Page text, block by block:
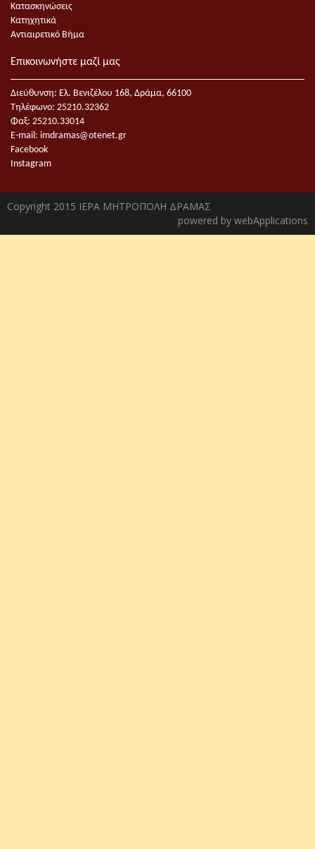
Κατασκηνώσεις
Κατηχητικά
Αντιαιρετικό Βήμα
Επικοινωνήστε μαζί μας
Διεύθυνση: Ελ. Βενιζέλου 168, Δράμα, 66100
Τηλέφωνο: 25210.32362
Φαξ: 25210.33014
E-mail: imdramas@otenet.gr
Facebook
Instagram
Copyright 2015 ΙΕΡΑ ΜΗΤΡΟΠΟΛΗ ΔΡΑΜΑΣ
powered by webApplications